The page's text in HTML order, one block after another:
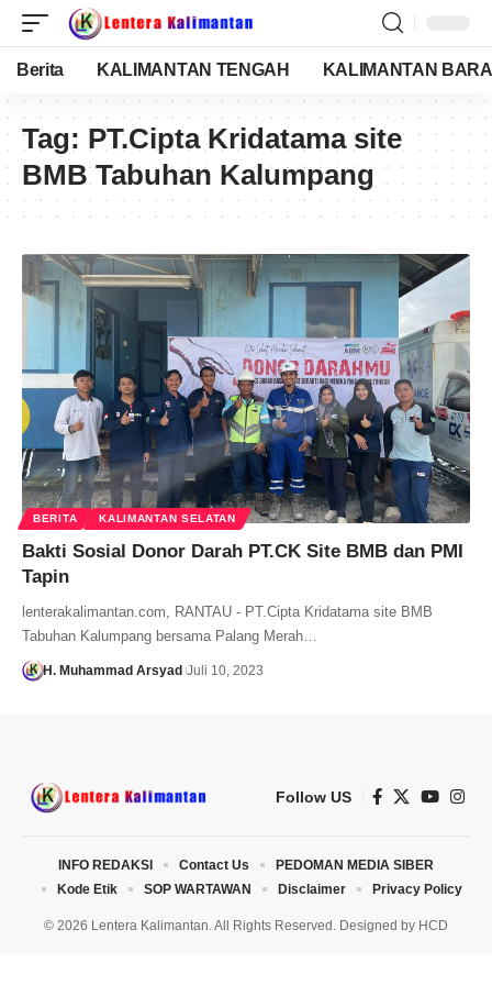
Berita KALIMANTAN TENGAH KALIMANTAN
Tag: PT.Cipta Kridatama site
BMB Tabuhan Kalumpang
BERITA KALIMANTAN SELATAN
Bakti Sosial Donor Darah PT.CK Site BMB dan PMI
Tapin
lenterakalimantan.com, RANTAU - PT.Cipta Kridatama site BMB
Tabuhan Kalumpang bersama Palang Merah…
H. Muhammad Arsyad Juli 10, 2023
Follow US
© 2026 Lentera Kalimantan. All Rights Reserved. Designed by HCD
INFO REDAKSI Contact Us
PEDOMAN MEDIA SIBER
Kode Etik
SOP WARTAWAN Disclaimer Privacy Policy